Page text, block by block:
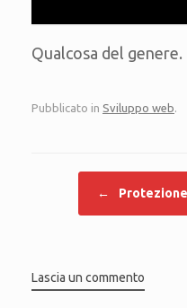
Qualcosa del genere.
Pubblicato in Sviluppo web
←
Lascia un commento